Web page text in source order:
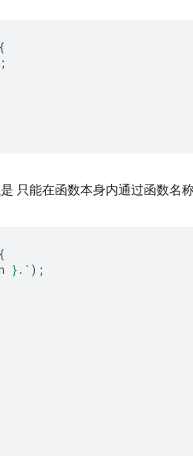
{
只能在函数本身内通过函数名
{
} .` );